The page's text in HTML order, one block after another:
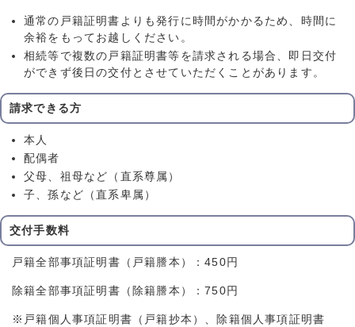
通常の戸籍証明書よりも発行に時間がかかるため、時間に
余裕をもってお越しください。
相続等で複数の戸籍証明書等を請求される場合、即日交付
ができず後日の交付とさせていただくことがあります。
請求できる方
本人
配偶者
父母、祖母など（直系尊属）
子、孫など（直系卑属）
交付手数料
戸籍全部事項証明書（戸籍謄本）：450円
除籍全部事項証明書（除籍謄本）：750円
※戸籍個人事項証明書（戸籍抄本）、除籍個人事項証明書